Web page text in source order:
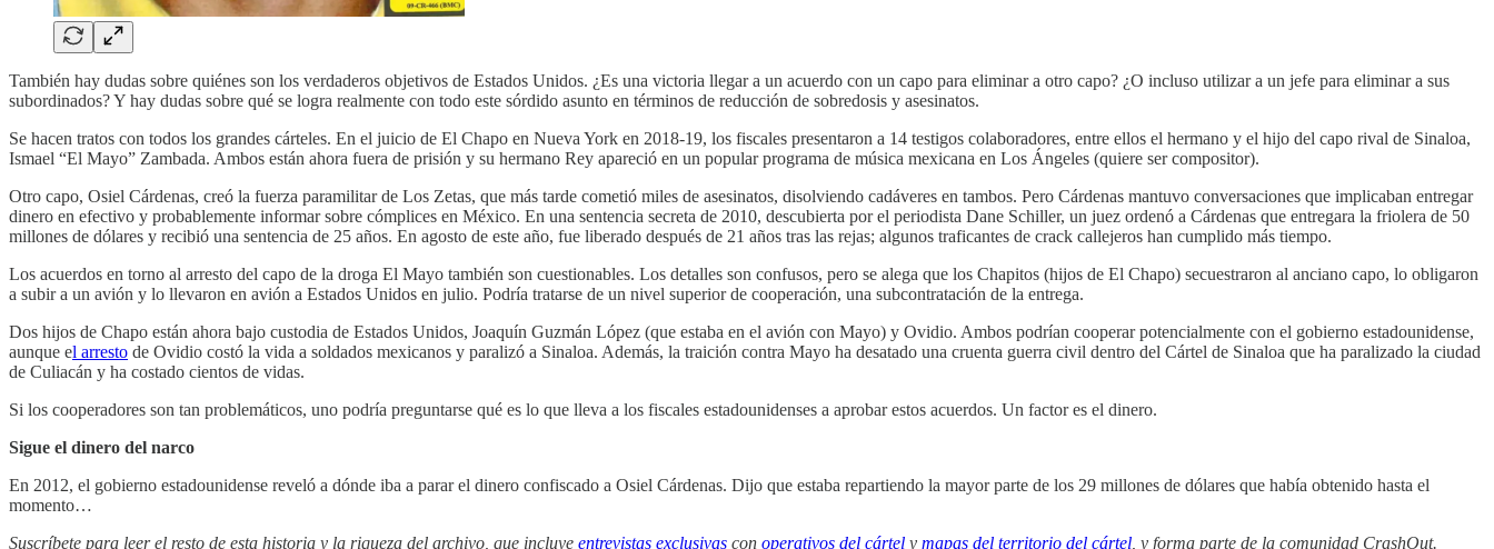
También hay dudas sobre quiénes son los verdaderos objetivos de Estados Unidos. ¿Es una victoria llegar a un acuerdo con un capo para eliminar a otro capo? ¿O incluso utilizar a un jefe para eliminar a sus
subordinados? Y hay dudas sobre qué se logra realmente con todo este sórdido asunto en términos de reducción de sobredosis y asesinatos.
Se hacen tratos con todos los grandes cárteles. En el juicio de El Chapo en Nueva York en 2018-19, los fiscales presentaron a 14 testigos colaboradores, entre ellos el hermano y el hijo del capo rival de Sinaloa,
Ismael “El Mayo” Zambada. Ambos están ahora fuera de prisión y su hermano Rey apareció en un popular programa de música mexicana en Los Ángeles (quiere ser compositor).
Otro capo, Osiel Cárdenas, creó la fuerza paramilitar de Los Zetas, que más tarde cometió miles de asesinatos, disolviendo cadáveres en tambos. Pero Cárdenas mantuvo conversaciones que implicaban entregar
dinero en efectivo y probablemente informar sobre cómplices en México. En una sentencia secreta de 2010, descubierta por el periodista Dane Schiller, un juez ordenó a Cárdenas que entregara la friolera de 50
millones de dólares y recibió una sentencia de 25 años. En agosto de este año, fue liberado después de 21 años tras las rejas; algunos traficantes de crack callejeros han cumplido más tiempo.
Los acuerdos en torno al arresto del capo de la droga El Mayo también son cuestionables. Los detalles son confusos, pero se alega que los Chapitos (hijos de El Chapo) secuestraron al anciano capo, lo obligaron
a subir a un avión y lo llevaron en avión a Estados Unidos en julio. Podría tratarse de un nivel superior de cooperación, una subcontratación de la entrega.
Dos hijos de Chapo están ahora bajo custodia de Estados Unidos, Joaquín Guzmán López (que estaba en el avión con Mayo) y Ovidio. Ambos podrían cooperar potencialmente con el gobierno estadounidense,
aunque el arresto de Ovidio costó la vida a soldados mexicanos y paralizó a Sinaloa. Además, la traición contra Mayo ha desatado una cruenta guerra civil dentro del Cártel de Sinaloa que ha paralizado la ciudad
de Culiacán y ha costado cientos de vidas.
Si los cooperadores son tan problemáticos, uno podría preguntarse qué es lo que lleva a los fiscales estadounidenses a aprobar estos acuerdos. Un factor es el dinero.
Sigue el dinero del narco
En 2012, el gobierno estadounidense reveló a dónde iba a parar el dinero confiscado a Osiel Cárdenas. Dijo que estaba repartiendo la mayor parte de los 29 millones de dólares que había obtenido hasta el
momento…
Suscríbete para leer el resto de esta historia y la riqueza del archivo, que incluye entrevistas exclusivas con operativos del cártel y mapas del territorio del cártel, y forma parte de la comunidad CrashOut.